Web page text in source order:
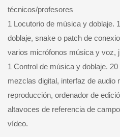
técnicos/profesores
1 Locutorio de música y doblaje.
doblaje, snake o patch de
varios micrófonos música y voz,
1 Control de música y doblaje.
mezclas digital, interfaz de audio
reproducción, ordenador de
altavoces de referencia de
vídeo.